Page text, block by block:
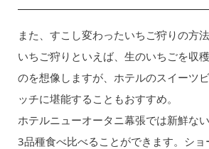
また、すこし変わったいちご狩りの方
いちご狩りといえば、生のいちごを収
のを想像しますが、ホテルのスイーツ
ッチに堪能することもおすすめ。
ホテルニューオータニ幕張では新鮮な
3品種食べ比べることができます。シ